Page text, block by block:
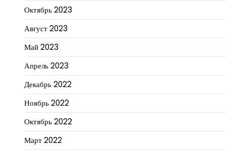
Октябрь 2023
Август 2023
Май 2023
Апрель 2023
Декабрь 2022
Ноябрь 2022
Октябрь 2022
Март 2022